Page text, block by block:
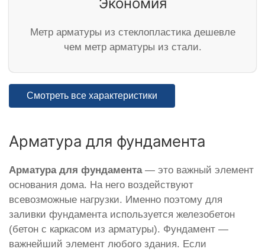
Метр арматуры из стеклопластика дешевле
чем метр арматуры из стали.
Смотреть все характеристики
Арматура для фундамента
Арматура для фундамента— это важный элемент
основания дома. На него воздействуют
всевозможные нагрузки. Именно поэтому для
заливки фундамента используется железобетон
(бетон с каркасом из арматуры). Фундамент —
важнейший элемент любого здания. Если